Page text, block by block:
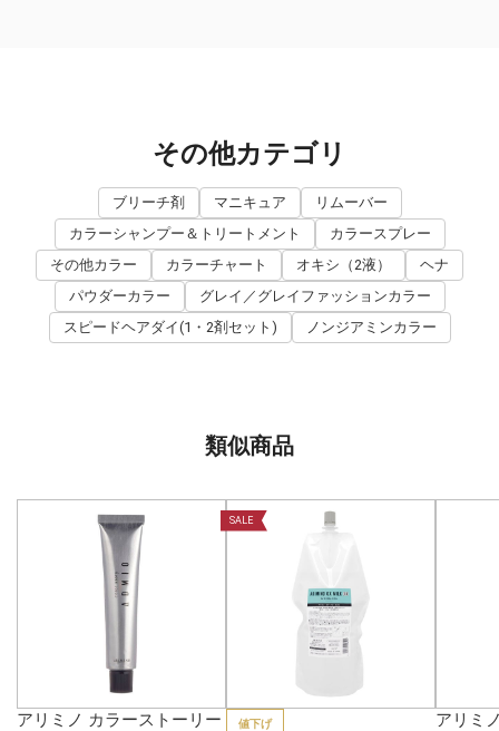
その他カテゴリ
ブリーチ剤 マニキュア
リムーバー
カラーシャンプー＆トリートメント
カラースプレー
その他カラー
カラーチャート オキシ（2液）
ヘナ
パウダーカラー
グレイ／グレイファッションカラー
スピードヘアダイ(1・2剤セット)
ノンジアミンカラー
類似商品
アリミノ カラーストーリー
SALE
値下げ
アリミ